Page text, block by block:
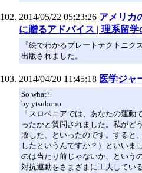
2014/05/22 05:23:26 アメリカ
に贈るアドバイス | 理系留学
『絵でわかるプレートテクトニ
出版されました。
2014/04/20 11:45:18 医学ジャ
So what?
by ytsubono
「スロベニアでは、あなたの運動
ったかと質問されました。私がど
敗した、といったのです。すると
したというんですか？）といいま
のは当たり前じゃないか、という
対抗運動をさまざまに工夫してい